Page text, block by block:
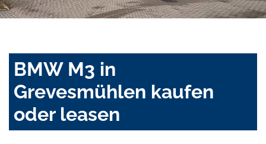
BMW M3 in
Grevesmühlen kaufen
oder leasen